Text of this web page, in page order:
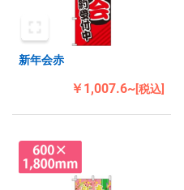
新年会赤
￥1,007.6~[税込]